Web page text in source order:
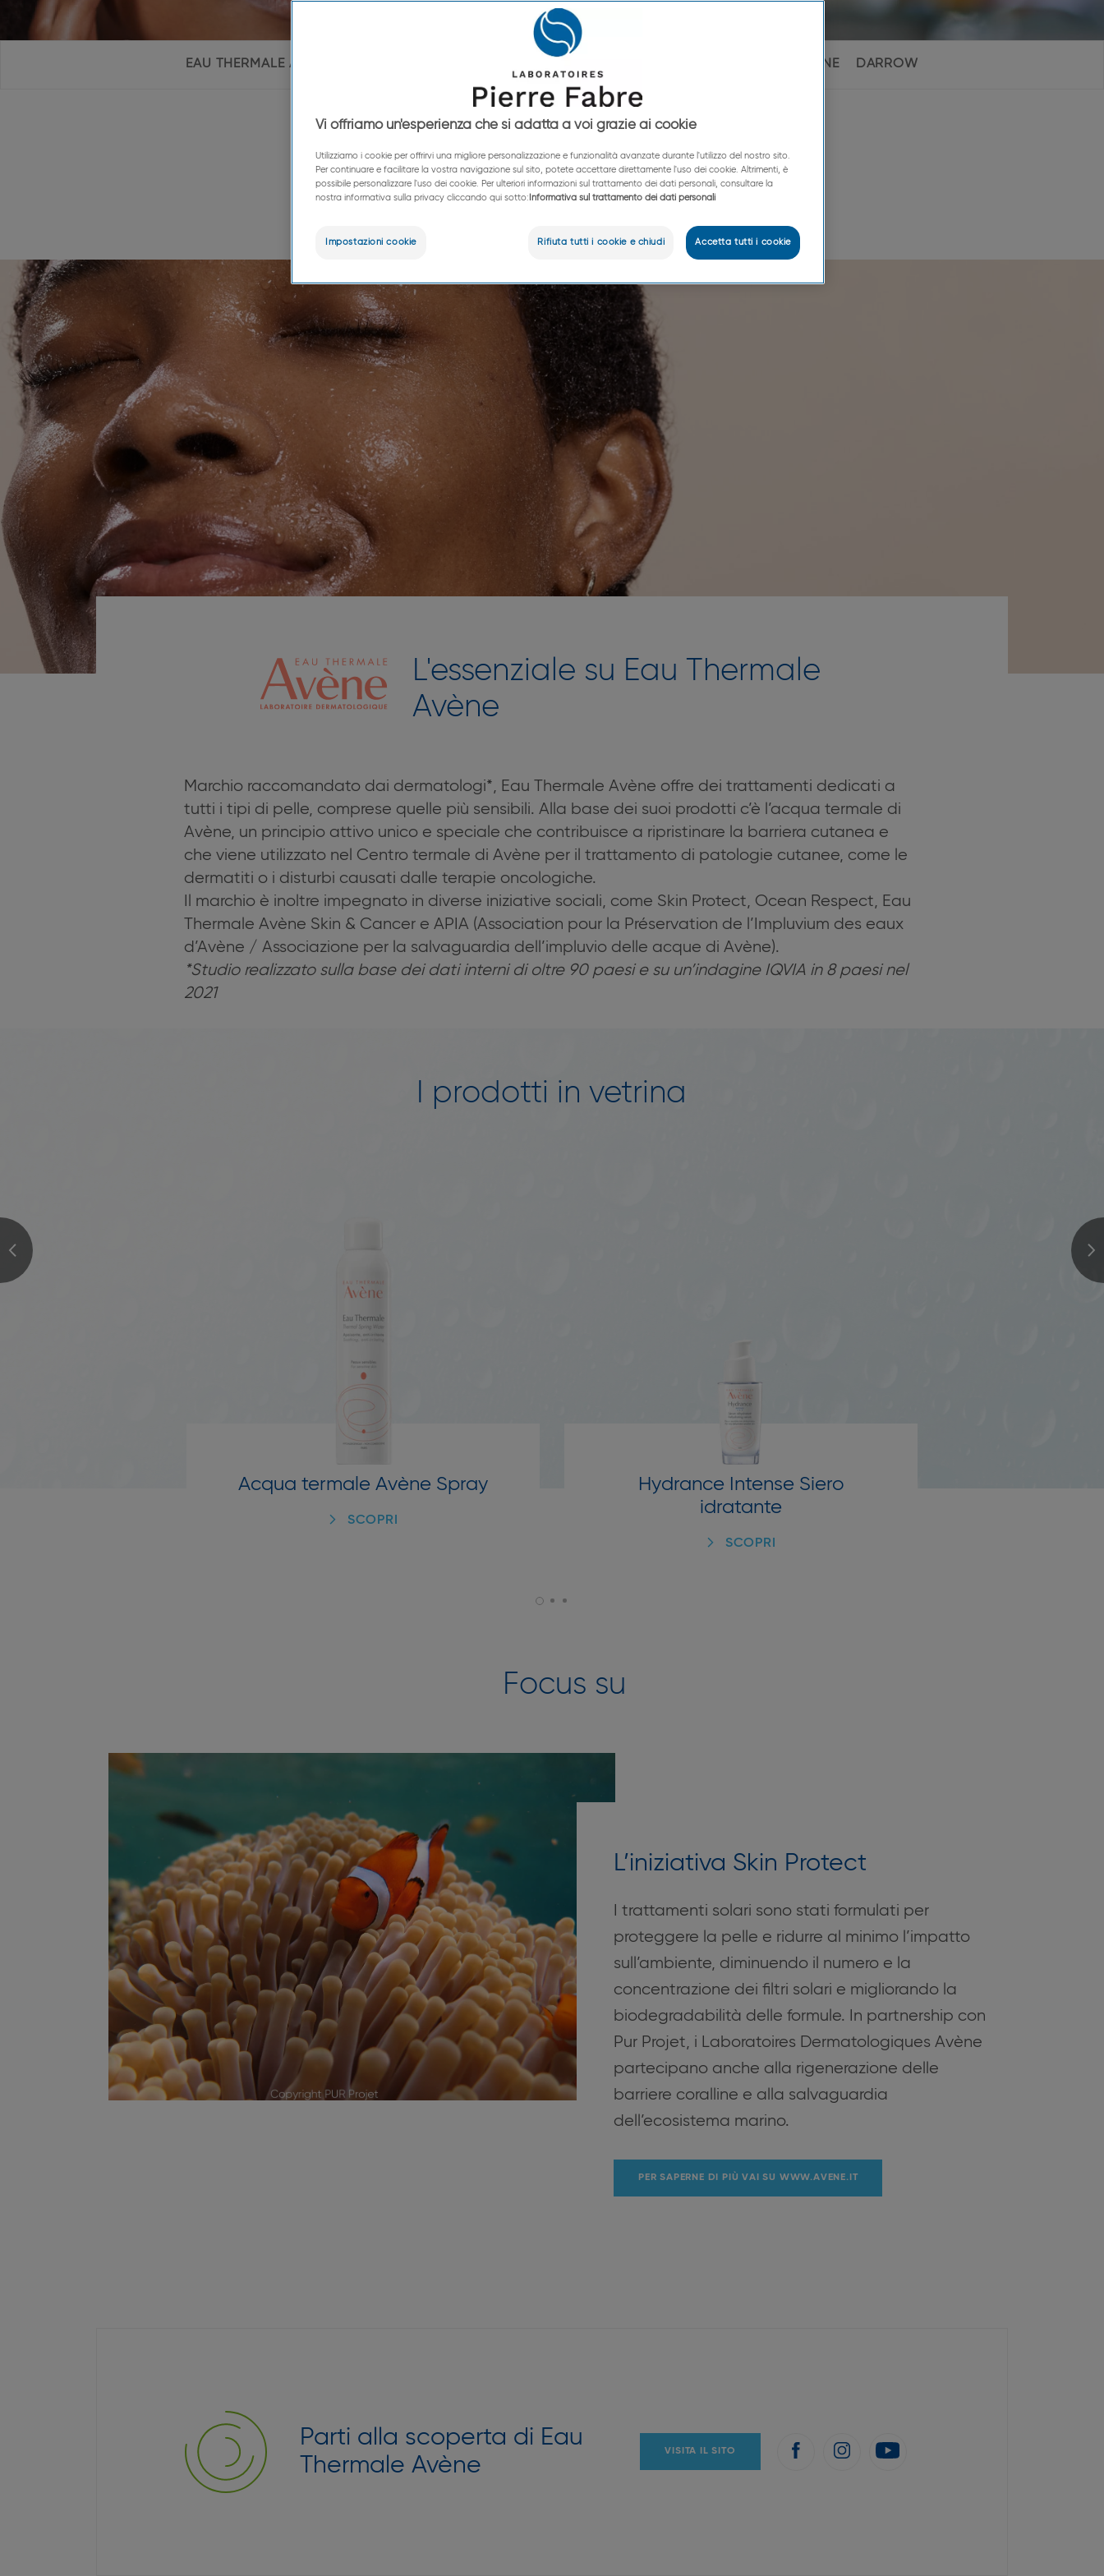
EAU THERMALE AVÈNE KLORANE DARROW
Eau Thermale Avène
Il dono di lenire
L'essenziale su Eau Thermale
Avène
Marchio raccomandato dai dermatologi*, Eau Thermale Avène offre dei trattamenti dedicati a
tutti i tipi di pelle, comprese quelle più sensibili. Alla base dei suoi prodotti c’è l’acqua termale di
Avène, un principio attivo unico e speciale che contribuisce a ripristinare la barriera cutanea e
che viene utilizzato nel Centro termale di Avène per il trattamento di patologie cutanee, come le
dermatiti o i disturbi causati dalle terapie oncologiche.
Il marchio è inoltre impegnato in diverse iniziative sociali, come Skin Protect, Ocean Respect, Eau
Thermale Avène Skin & Cancer e APIA (Association pour la Préservation de l’Impluvium des eaux
d’Avène / Associazione per la salvaguardia dell’impluvio delle acque di Avène).
*Studio realizzato sulla base dei dati interni di oltre 90 paesi e su un’indagine IQVIA in 8 paesi nel
2021
I prodotti in vetrina
Acqua termale Avène Spray
SCOPRI
Hydrance Intense Siero
idratante
SCOPRI
Focus su
L’iniziativa Skin Protect
I trattamenti solari sono stati formulati per
proteggere la pelle e ridurre al minimo l’impatto
sull’ambiente, diminuendo il numero e la
concentrazione dei filtri solari e migliorando la
biodegradabilità delle formule. In partnership con
Pur Projet, i Laboratoires Dermatologiques Avène
partecipano anche alla rigenerazione delle
barriere coralline e alla salvaguardia
dell’ecosistema marino.
PER SAPERNE DI PIÙ VAI SU WWW.AVENE.IT
Parti alla scoperta di Eau
Thermale Avène
VISITA IL SITO
Vi offriamo un'esperienza che si adatta a voi grazie ai cookie
Utilizziamo i cookie per offrirvi una migliore personalizzazione e funzionalità avanzate durante l'utilizzo del nostro sito.
Per continuare e facilitare la vostra navigazione sul sito, potete accettare direttamente l'uso dei cookie. Altrimenti, è
possibile personalizzare l'uso dei cookie. Per ulteriori informazioni sul trattamento dei dati personali, consultare la
nostra informativa sulla privacy cliccando qui sotto: Informativa sul trattamento dei dati personali
Impostazioni cookie Rifiuta tutti i cookie e chiudi Accetta tutti i cookie